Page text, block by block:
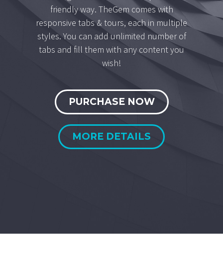
friendly way. TheGem comes with
responsive tabs & tours, each in multiple
styles. You can add unlimited number of
tabs and fill them with any content you
wish!
PURCHASE NOW
MORE DETAILS